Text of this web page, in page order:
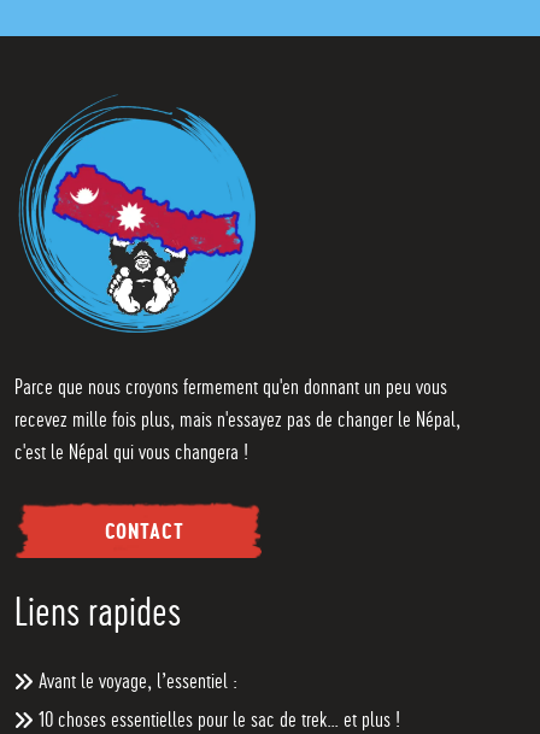
i
Parce que nous croyons fermement qu'en donnant un peu vous
recevez mille fois plus, mais n'essayez pas de changer le Népal,
c'est le Népal qui vous changera !
CONTACT
Liens rapides
Avant le voyage, l’essentiel :
10 choses essentielles pour le sac de trek… et plus !